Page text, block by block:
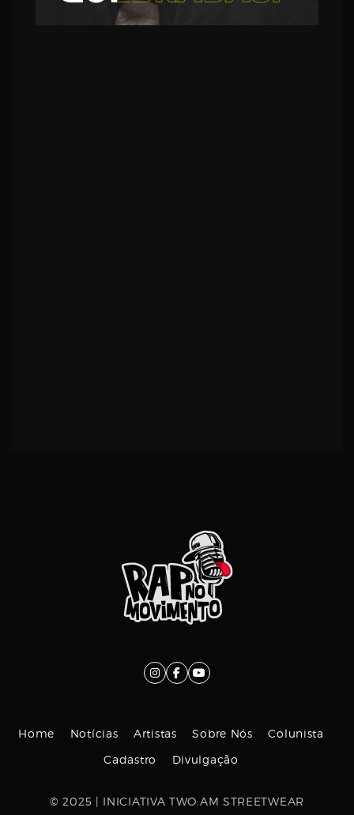
Home Notícias Artistas Sobre Nós
Colunista
Cadastro
Divulgação
© 2025 | INICIATIVA TWO:AM STREETWEAR